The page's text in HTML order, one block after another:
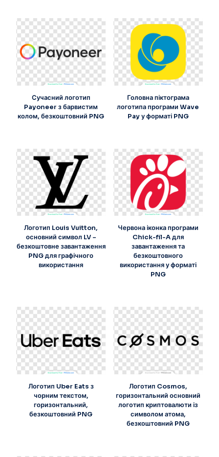
Сучасний логотип
Payoneer з барвистим
колом, безкоштовний PNG
Головна піктограма
логотипа програми Wave
Pay у форматі PNG
Логотип Louis Vuitton,
основний символ LV –
безкоштовне завантаження
PNG для графічного
використання
Червона іконка програми
Chick-fil-A для
завантаження та
безкоштовного
використання у форматі
PNG
Логотип Uber Eats з
чорним текстом,
горизонтальний,
безкоштовний PNG
Логотип Cosmos,
горизонтальний основний
логотип криптовалюти із
символом атома,
безкоштовний PNG